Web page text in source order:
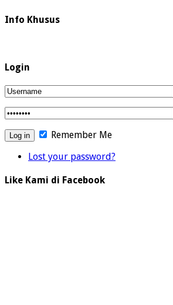
Info Khusus
Login
Remember Me
Lost your password?
Like Kami di Facebook